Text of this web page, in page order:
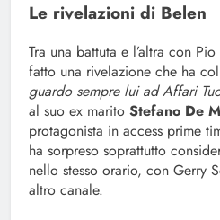
Le rivelazioni di Belen
Tra una battuta e l’altra con
fatto una rivelazione che ha
guardo sempre lui ad Affari
al suo ex marito Stefano De
protagonista in access prime
ha sorpreso soprattutto
nello stesso orario, con Gerry
altro canale.